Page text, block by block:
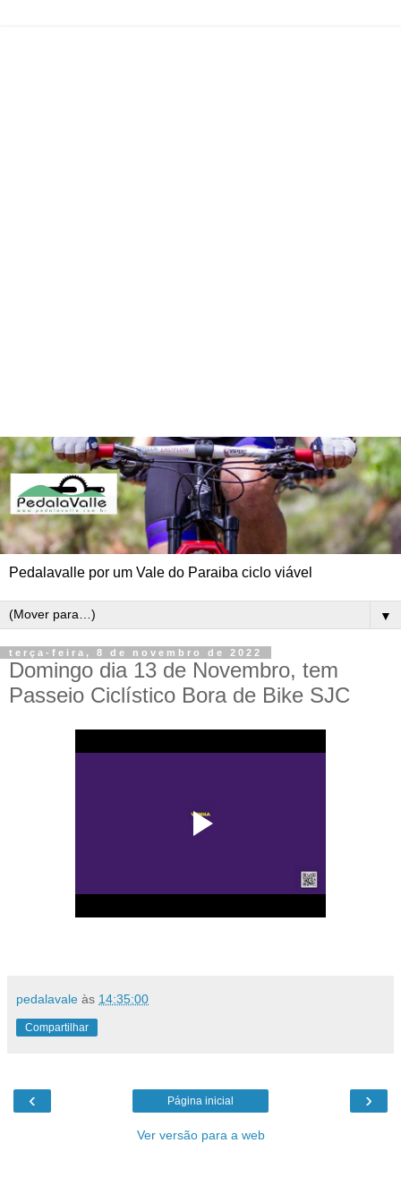
Pedalavalle por um Vale do Paraiba ciclo viável
▼
terça-feira, 8 de novembro de 2022
Domingo dia 13 de Novembro, tem
Passeio Ciclístico Bora de Bike SJC
pedalavale às 14:35:00
Compartilhar
‹ ›
Página inicial
Ver versão para a web